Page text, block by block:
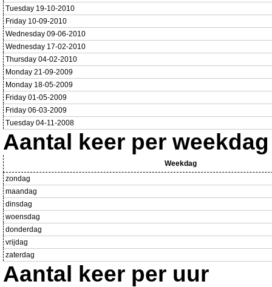
Tuesday 19-10-2010
Friday 10-09-2010
Wednesday 09-06-2010
Wednesday 17-02-2010
Thursday 04-02-2010
Monday 21-09-2009
Monday 18-05-2009
Friday 01-05-2009
Friday 06-03-2009
Tuesday 04-11-2008
Aantal keer per weekdag
Weekdag
zondag
maandag
dinsdag
woensdag
donderdag
vrijdag
zaterdag
Aantal keer per uur